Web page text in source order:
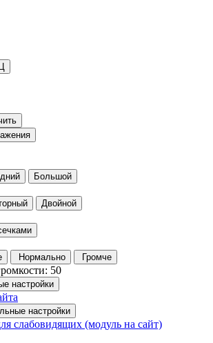
Ц
Большой
Двойной
Нормально Громче
50
настройки
настройки
слабовидящих (модуль на сайт)